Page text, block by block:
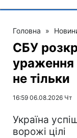
Головна »
СБУ
ураження
не тільки
16:59 06.08.2026 Чт
Україна
ворожі цілі